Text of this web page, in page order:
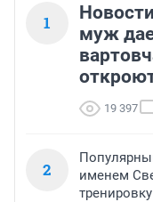
1
муж
19 397
2
именем